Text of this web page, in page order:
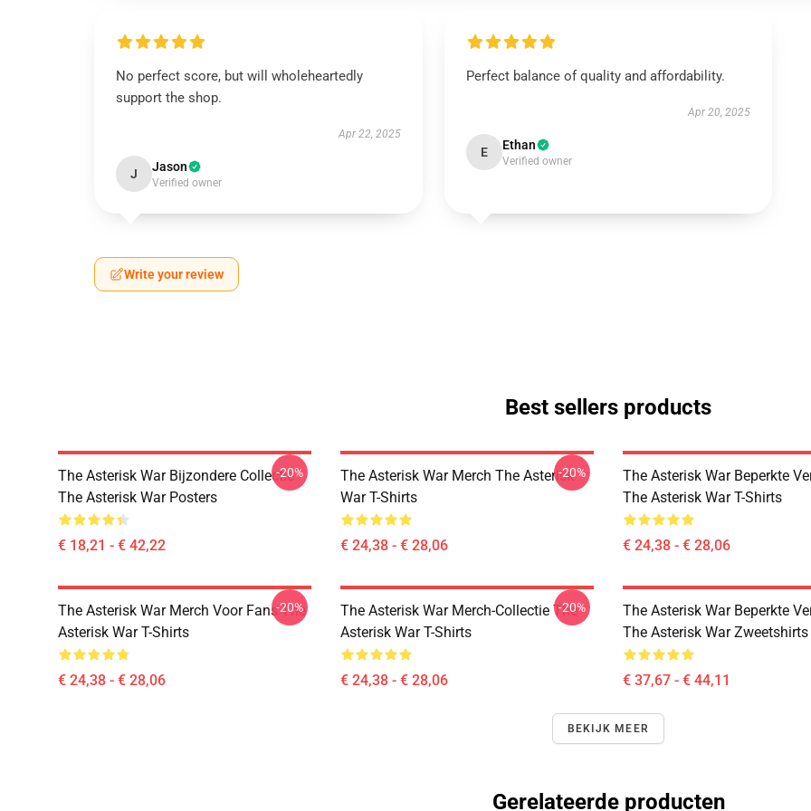
No perfect score, but will wholeheartedly
support the shop.
Apr 22, 2025
J Jason
Verified owner
Perfect balance of quality and affordability.
Apr 20, 2025
E Ethan
Verified owner
Write your review
Best sellers products
The Asterisk War Bijzondere Collectie
The Asterisk War Posters
€ 18,21 - € 42,22
-20%
The Asterisk War Merch The Asterisk
War T-Shirts
€ 24,38 - € 28,06
-20%
The Asterisk War Beperkte
The Asterisk War T-Shirts
€ 24,38 - € 28,06
The Asterisk War Merch Voor Fans The
Asterisk War T-Shirts
€ 24,38 - € 28,06
-20%
The Asterisk War Merch-Collectie The
Asterisk War T-Shirts
€ 24,38 - € 28,06
-20%
The Asterisk War Beperkte
The Asterisk War Zweetshirts
€ 37,67 - € 44,11
BEKIJK MEER
Gerelateerde producten